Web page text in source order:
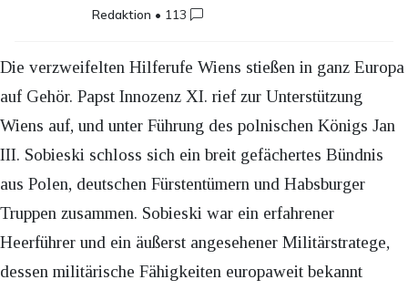
Redaktion • 113
Die verzweifelten Hilferufe Wiens stießen in ganz Europa
auf Gehör. Papst Innozenz XI. rief zur Unterstützung
Wiens auf, und unter Führung des polnischen Königs Jan
III. Sobieski schloss sich ein breit gefächertes Bündnis
aus Polen, deutschen Fürstentümern und Habsburger
Truppen zusammen. Sobieski war ein erfahrener
Heerführer und ein äußerst angesehener Militärstratege,
dessen militärische Fähigkeiten europaweit bekannt